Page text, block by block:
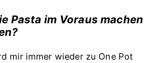
Pasta im Voraus machen
mir immer wieder zu One Pot